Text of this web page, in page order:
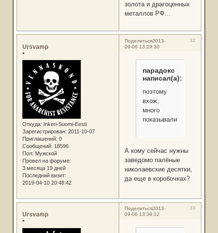
золота и драгоценных
металлов РФ...
Поделиться 32
2013-
09-06 13:29:30
Ursvamp
*
Откуда: Inkeri-Suomi-Eesti
Зарегистрирован: 2011-10-07
Приглашений: 0
Сообщений: 18596
Пол: Мужской
Провел на форуме:
3 месяца 19 дней
Последний визит:
2019-04-10 20:48:42
парадокс
написал(а):
поэтому
вхож,
много
показывали.
А кому сейчас нужны
заведомо палёные
николаевские десятки,
да еще в коробочках?
Поделиться 33
2013-
09-06 13:39:12
Ursvamp
*